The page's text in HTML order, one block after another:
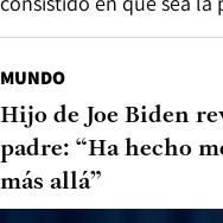
MUNDO
Hijo de Joe Biden
padre: “Ha hecho
más allá”